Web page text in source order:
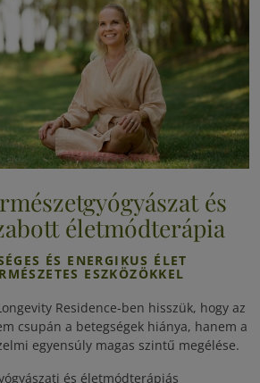
és
életmódterápia
ÉS ENERGIKUS ÉLET
ESZKÖZÖKKEL
Residence-ben hisszük, hogy az
csupán a betegségek hiánya, hanem a
egyensúly magas szintű megélése.
és életmódterápiás